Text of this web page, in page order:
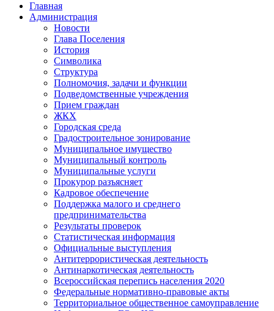
Главная
Администрация
Новости
Глава Поселения
История
Символика
Структура
Полномочия, задачи и функции
Подведомственные учреждения
Прием граждан
ЖКХ
Городская среда
Градостроительное зонирование
Муниципальное имущество
Муниципальный контроль
Муниципальные услуги
Прокурор разъясняет
Кадровое обеспечение
Поддержка малого и среднего
предпринимательства
Результаты проверок
Статистическая информация
Официальные выступления
Антитеррористическая деятельность
Антинаркотическая деятельность
Всероссийская перепись населения 2020
Федеральные нормативно-правовые акты
Территориальное общественное самоуправление